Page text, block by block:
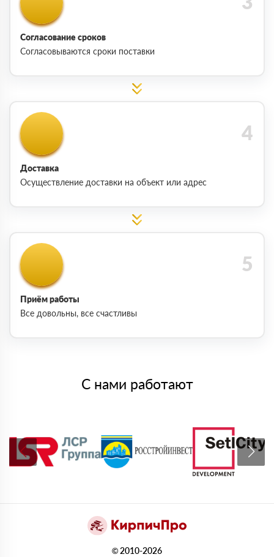
Согласование сроков
Согласовываются сроки поставки
Доставка
Осуществление доставки на объект или адрес
Приём работы
Все довольны, все счастливы
С нами работают
© 2010-2026